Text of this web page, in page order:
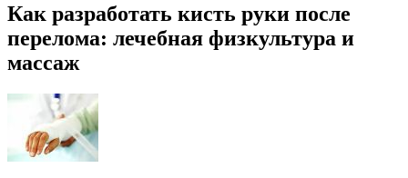
Как разработать кисть руки после
перелома: лечебная физкультура и
массаж